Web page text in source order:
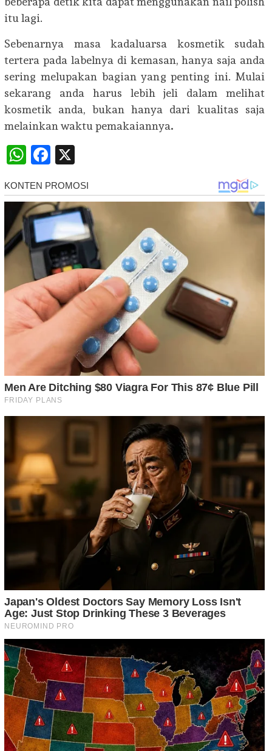
itu lagi.
Sebenarnya masa kadaluarsa kosmetik sudah
tertera pada labelnya di kemasan, hanya saja anda
sering melupakan bagian yang penting ini. Mulai
sekarang anda harus lebih jeli dalam melihat
kosmetik anda, bukan hanya dari kualitas saja
melainkan waktu pemakaiannya.
WhatsApp
Facebook